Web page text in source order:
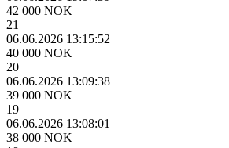
42 000 NOK
21
06.06.2026 13:15:52
40 000 NOK
20
06.06.2026 13:09:38
39 000 NOK
19
06.06.2026 13:08:01
38 000 NOK